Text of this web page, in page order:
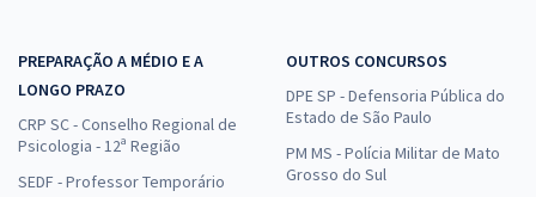
PREPARAÇÃO A MÉDIO E A
LONGO PRAZO
CRP SC - Conselho Regional de
Psicologia - 12ª Região
SEDF - Professor Temporário
OUTROS CONCURSOS
DPE SP - Defensoria Pública do
Estado de São Paulo
PM MS - Polícia Militar de Mato
Grosso do Sul